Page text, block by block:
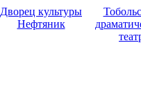
Дворец культуры
Нефтяник